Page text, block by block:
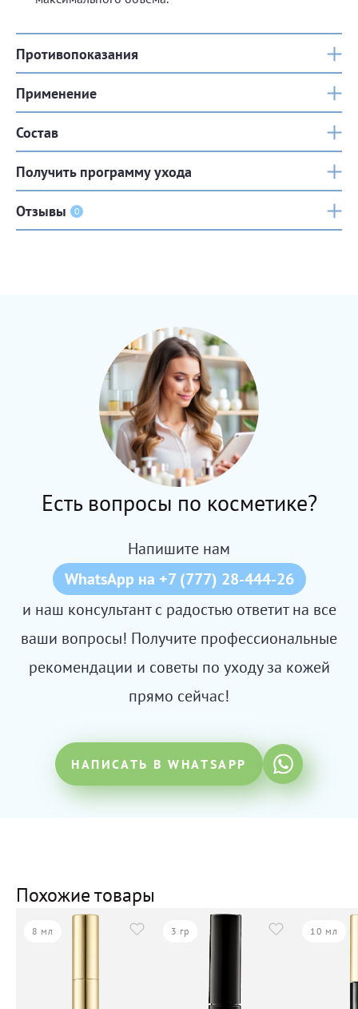
Противопоказания
Применение
Состав
Получить программу ухода
Отзывы 0
Есть вопросы по косметике?
Напишите нам
WhatsApp на +7 (777) 28-444-26
и наш консультант с радостью ответит на все
ваши вопросы! Получите профессиональные
рекомендации и советы по уходу за кожей
прямо сейчас!
НАПИСАТЬ В WHATSAPP
Похожие товары
8 мл 3 гр 10 мл